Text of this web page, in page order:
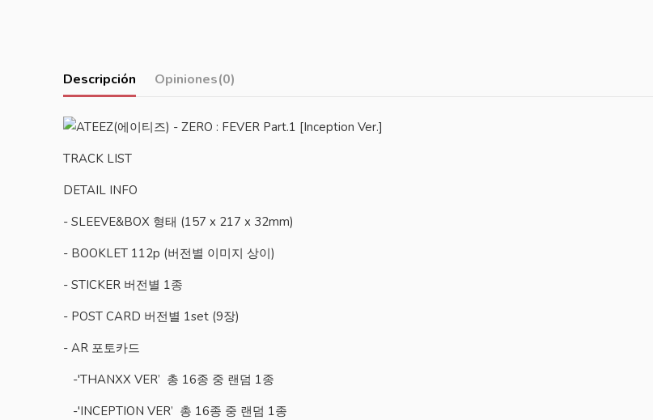
Descripción Opiniones(0)
TRACK LIST
DETAIL INFO
- SLEEVE&BOX 형태 (157 x 217 x 32mm)
- BOOKLET 112p (버전별 이미지 상이)
- STICKER 버전별 1종
- POST CARD 버전별 1set (9장)
- AR 포토카드
-'THANXX VER’ 총 16종 중 랜덤 1종
-'INCEPTION VER’ 총 16종 중 랜덤 1종